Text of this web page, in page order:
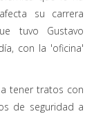
su carrera
tuvo Gustavo
con la 'oficina'
tener tratos con
de seguridad a